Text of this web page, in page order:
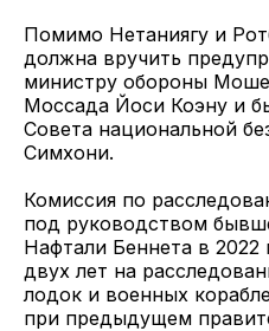
Помимо Нетаниягу и
должна вручить
министру обороны
Моссада Йоси Коэну и
Совета национальной
Симхони.
Комиссия по
под руководством
Нафтали Беннета в 2022
двух лет на
лодок и военных
при предыдущем